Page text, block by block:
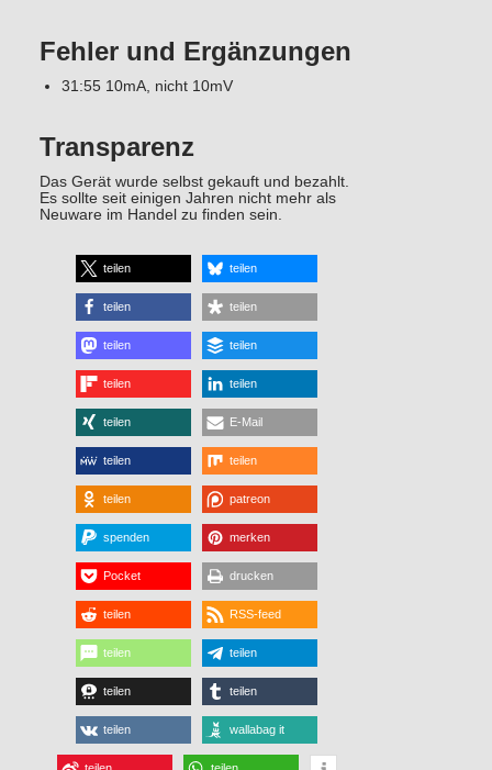
Fehler und Ergänzungen
31:55 10mA, nicht 10mV
Transparenz
Das Gerät wurde selbst gekauft und bezahlt.
Es sollte seit einigen Jahren nicht mehr als
Neuware im Handel zu finden sein.
teilen teilen
teilen teilen
teilen teilen
teilen teilen
teilen E-Mail
teilen teilen
teilen patreon
spenden merken
Pocket drucken
teilen RSS-feed
teilen teilen
teilen teilen
teilen wallabag it
teilen teilen